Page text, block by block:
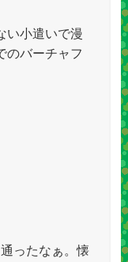
い小遣いで漫
のバーチャフ
ったなぁ。懐